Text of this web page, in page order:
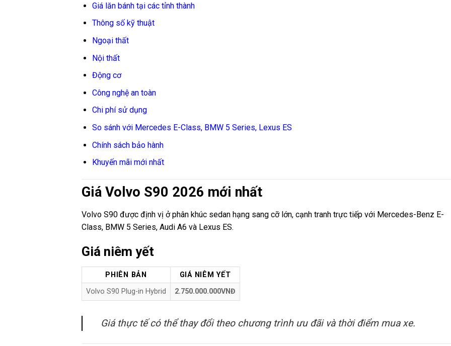
Giá lăn bánh tại các tỉnh thành
Thông số kỹ thuật
Ngoại thất
Nội thất
Động cơ
Công nghệ an toàn
Chi phí sử dụng
So sánh với Mercedes E-Class, BMW 5 Series, Lexus ES
Chính sách bảo hành
Khuyến mãi mới nhất
Giá Volvo S90 2026 mới nhất
Volvo S90 được định vị ở phân khúc sedan hạng sang cỡ lớn, cạnh tranh trực tiếp với Mercedes-Benz E-
Class, BMW 5 Series, Audi A6 và Lexus ES.
Giá niêm yết
PHIÊN BẢN
GIÁ NIÊM YẾT
Volvo S90 Plug-in Hybrid
2.750.000.000VNĐ
Giá thực tế có thể thay đổi theo chương trình ưu đãi và thời điểm mua xe.